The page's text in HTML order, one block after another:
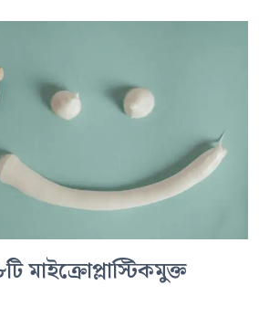
মাইক্রোপ্লাস্টিকমুক্ত